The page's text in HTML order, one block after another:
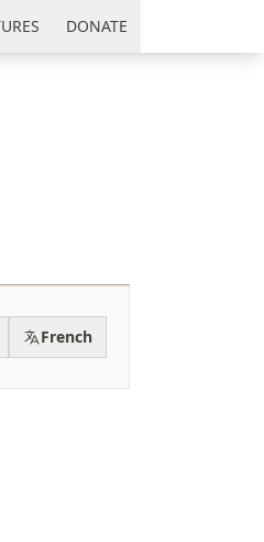
DONATE
French